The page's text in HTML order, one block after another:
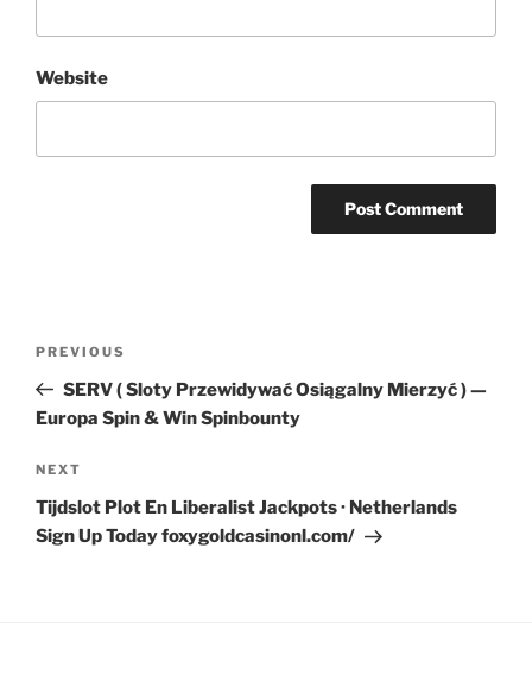
Website
Previous
Post
PREVIOUS
SERV ( Sloty Przewidywać Osiągalny Mierzyć ) —
Europa Spin & Win Spinbounty
Next
Post
NEXT
Tijdslot Plot En Liberalist Jackpots · Netherlands
Sign Up Today foxygoldcasinonl.com/